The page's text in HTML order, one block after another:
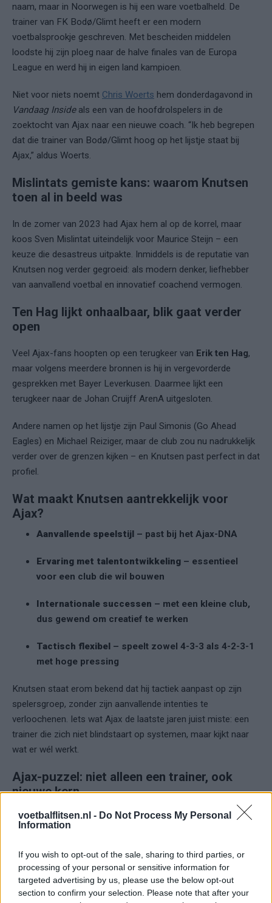
voetbalflitsen.nl - Do Not Process My Personal
Information
If you wish to opt-out of the sale, sharing to third parties, or
processing of your personal or sensitive information for
targeted advertising by us, please use the below opt-out
section to confirm your selection. Please note that after your
naam, maar in Noorwegen is hij een ware voetbalheld. De
trainer van FK Bodø/Glimt heeft er een modern
voetbalsprookje geschreven. Met bescheiden middelen
loodste hij zijn ploeg naar de halve finales van de Europa
League en werd hij in eigen land kampioen.
Niet voor niets noemt Chris Woerts hem donderdagavond in
Vandaag Insideals een van de hoofdrolspelers in de
zoektocht van Ajax naar een nieuwe coach. “Ik heb begrepen
dat die trainer van Bodø/Glimt hoog op het lijstje staat bij
Ajax,” aldus Woerts.
Mislintats gemiste kans: waarom Knutsen
toen al in beeld was
In de zomer van 2023 had Ajax hem al op de korrel, maar
koos Sven Mislintat uiteindelijk voor Maurice Steijn – een
keuze die desastreus uitpakte. Inmiddels is de reputatie van
Knutsen nog verder gegroeid: als modern denker, liefhebber
van aanvallend voetbal en innovatief coachend vermogen.
Ten Hag lijkt onhaalbaar, blik gaat verder
open
Veel Ajax-fans hoopten op een terugkeer van Erik ten Hag,
maar volgens meerdere bronnen is hij in vergevorderde
gesprekken met Bayer Leverkusen. Daarmee lijkt een
terugkeer naar de Johan Cruijff ArenA uitgesloten.
Andere namen op het lijstje zijn Paul Simonis (Go Ahead
Eagles) en Michael Reiziger, maar de club zou nu nadrukkelijk
verder over de grenzen kijken – en Knutsen past perfect in dat
profiel.
Wat maakt Knutsen aantrekkelijk voor
Ajax?
Aanvallende speelstijl – past bij het Ajax-DNA
Ervaring met talentontwikkeling – essentieel
voor een club die wil bouwen
Internationale successen – met een kleine club,
dus gewend om creatief te werken
Tactisch flexibel – speelt zowel 4-3-3 als 4-2-3-1
met hoge pressing
Knutsen staat erom bekend dat hij tactiek aanpast op zijn
spelersgroep, zonder zijn aanvallende intenties te
verloochenen. Iets wat Ajax de laatste jaren juist miste: een
trainer die zich niet blindstaart op systemen, maar kijkt naar
wat er wél werkt.
Ajax-puzzel: niet alleen een trainer, ook
nieuwe kern
De keuze voor een nieuwe trainer wordt extra
BrobbeyenJosip Sutalokunnen de club wel eens verlaten.
Met name Hato wordt gelinkt aan Newcastle United, dat zijn
zoektocht naar een jonge centrumverdediger heeft opgevoerd